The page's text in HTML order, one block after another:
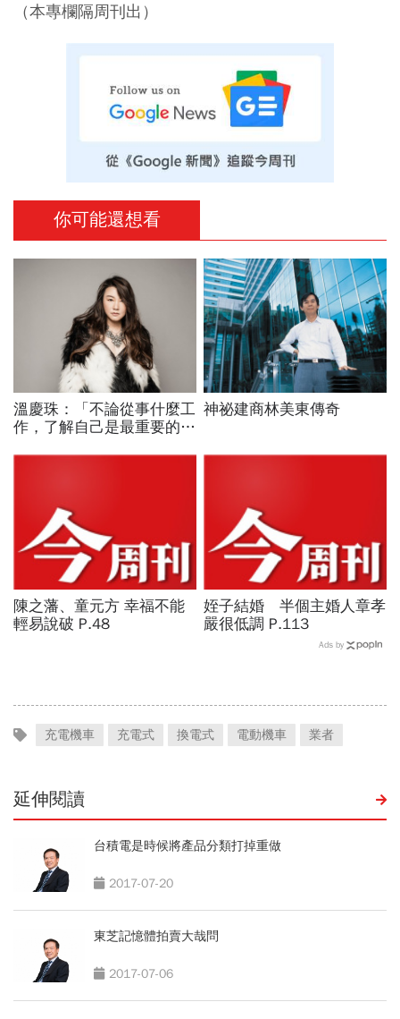
（本專欄隔周刊出）
你可能還想看
溫慶珠：「不論從事什麼工
作，了解自己是最重要的一
神祕建商林美東傳奇
陳之藩、童元方 幸福不能
輕易說破 P.48
姪子結婚 半個主婚人章孝
嚴很低調 P.113
Ads by
充電機車 充電式 換電式 電動機車 業者
延伸閱讀
台積電是時候將產品分類打掉重做
2017-07-20
東芝記憶體拍賣大哉問
2017-07-06